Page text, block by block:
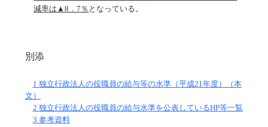
減率は▲8．7％ となっている。
別添
1 独立行政法人の役職員の給与等の水準（平成21年度）（本
文）
2 独立行政法人の役職員の給与水準を公表しているHP等一覧
3 参考資料